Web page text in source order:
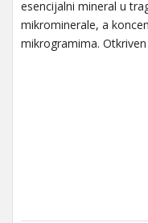
esencijalni mineral u
mikrominerale, a
mikrogramima.